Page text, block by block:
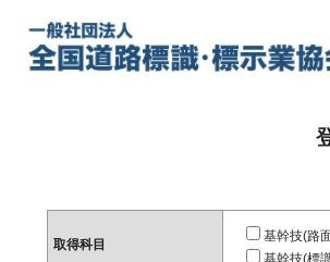
取得科目
基幹技(路